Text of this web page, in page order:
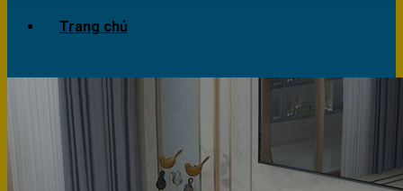
Trang chủ
Dự án